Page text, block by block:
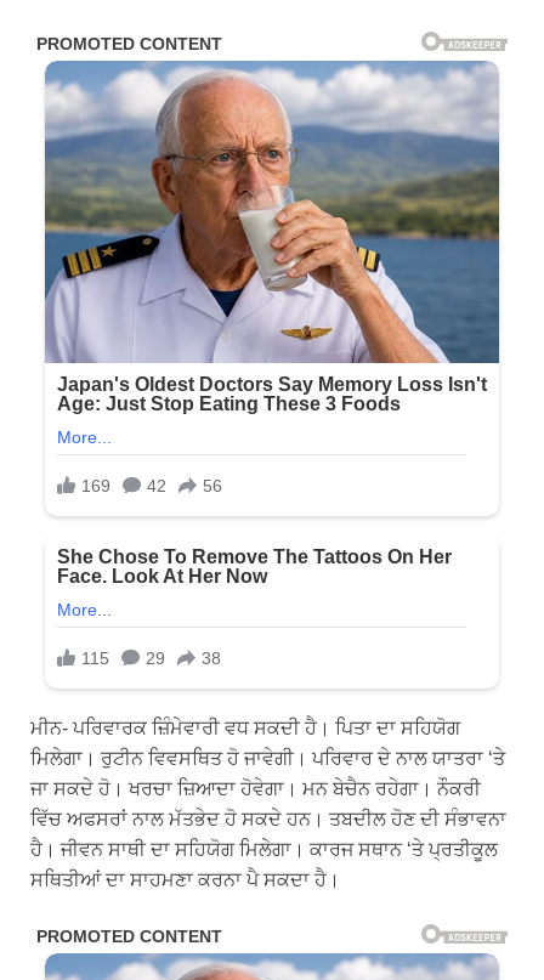
ਮੀਨ- ਪਰਿਵਾਰਕ ਜ਼ਿੰਮੇਵਾਰੀ ਵਧ ਸਕਦੀ ਹੈ। ਪਿਤਾ ਦਾ ਸਹਿਯੋਗ
ਮਿਲੇਗਾ। ਰੁਟੀਨ ਵਿਵਸਥਿਤ ਹੋ ਜਾਵੇਗੀ। ਪਰਿਵਾਰ ਦੇ ਨਾਲ ਯਾਤਰਾ ‘ਤੇ
ਜਾ ਸਕਦੇ ਹੋ। ਖਰਚਾ ਜ਼ਿਆਦਾ ਹੋਵੇਗਾ। ਮਨ ਬੇਚੈਨ ਰਹੇਗਾ। ਨੌਕਰੀ
ਵਿੱਚ ਅਫਸਰਾਂ ਨਾਲ ਮੱਤਭੇਦ ਹੋ ਸਕਦੇ ਹਨ। ਤਬਦੀਲ ਹੋਣ ਦੀ ਸੰਭਾਵਨਾ
ਹੈ। ਜੀਵਨ ਸਾਥੀ ਦਾ ਸਹਿਯੋਗ ਮਿਲੇਗਾ। ਕਾਰਜ ਸਥਾਨ ‘ਤੇ ਪ੍ਰਤੀਕੂਲ
ਸਥਿਤੀਆਂ ਦਾ ਸਾਹਮਣਾ ਕਰਨਾ ਪੈ ਸਕਦਾ ਹੈ।